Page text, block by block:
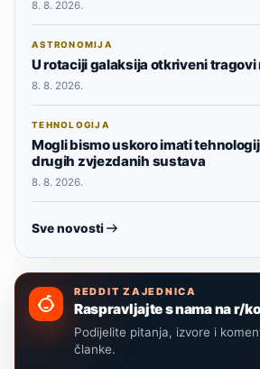
8. 8. 2026.
ASTRONOMIJA
U rotaciji galaksija otkriveni tragovi
8. 8. 2026.
TEHNOLOGIJA
Mogli bismo uskoro imati
drugih zvjezdanih sustava
8. 8. 2026.
Sve novosti
REDDIT ZAJEDNICA
Raspravljajte s nama na r/
Podijelite pitanja, izvore i
članke.